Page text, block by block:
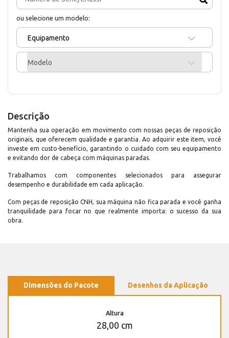
ou selecione um modelo:
Equipamento
Modelo
Descrição
Mantenha sua operação em movimento com nossas peças de reposição
originais, que oferecem qualidade e garantia. Ao adquirir este item, você
investe em custo-benefício, garantindo o cuidado com seu equipamento
e evitando dor de cabeça com máquinas paradas.
Trabalhamos com componentes selecionados para assegurar
desempenho e durabilidade em cada aplicação.
Com peças de reposição CNH, sua máquina não fica parada e você ganha
tranquilidade para focar no que realmente importa: o sucesso da sua
obra.
Dimensões do Pacote Desenhos da Aplicação
Altura
28,00 cm